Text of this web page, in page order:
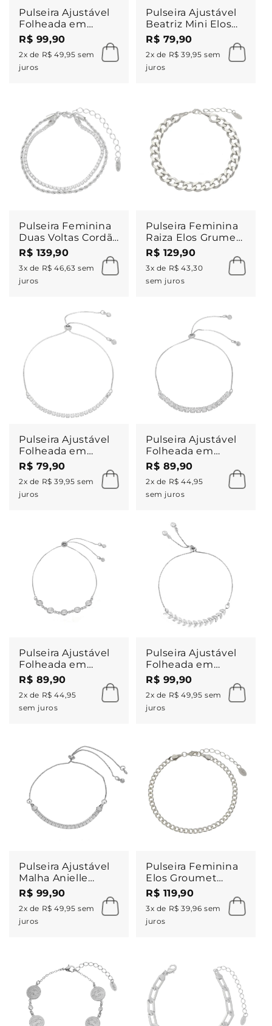
Pulseira Ajustável
Folheada em
Ródio Branco
Grécia Olho Grego
Pequeno Piuka
R$ 99,90
2x de R$ 49,95 sem
juros
Pulseira Ajustável
Beatriz Mini Elos
Folheada em
Ródio Branco
R$ 79,90
2x de R$ 39,95 sem
juros
Pulseira Feminina
Duas Voltas Cordão
Baiano e Zircônias
Folheada em
Ródio Branco Meg
R$ 139,90
3x de R$ 46,63 sem
juros
Pulseira Feminina
Raiza Elos Grumet
Folheada em
Ródio Branco
R$ 129,90
3x de R$ 43,30
sem juros
Pulseira Ajustável
Folheada em
Ródio Branco
Riviera Chiara
Zircônia Mini
Cristal
R$ 79,90
2x de R$ 39,95 sem
juros
Pulseira Ajustável
Folheada em
Ródio Branco
Riviera Chiara
Zircônia Média
Cristal
R$ 89,90
2x de R$ 44,95
sem juros
Pulseira Ajustável
Folheada em
Ródio Branco
Zircônias Betina
R$ 89,90
2x de R$ 44,95
sem juros
Pulseira Ajustável
Folheada em
Ródio Branco
Kendal Folhinhas
Piuka
R$ 99,90
2x de R$ 49,95 sem
juros
Pulseira Ajustável
Malha Anielle
Folheada em
Ródio Branco
R$ 99,90
2x de R$ 49,95 sem
juros
Pulseira Feminina
Elos Groumet
Folheada em
Ródio Branco Lili
R$ 119,90
3x de R$ 39,96 sem
juros